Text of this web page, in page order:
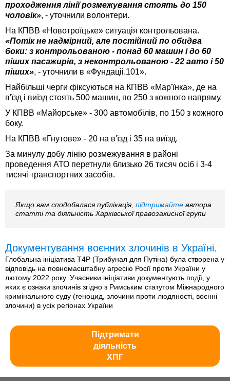
проходження лінії розмежування стоять до 150
чоловік», - уточнили волонтери.
На КПВВ «Новотроїцьке» ситуація контрольована.
«Потік не надмірний, але постійний по обидва
боки: з контрольованою - понад 60 машин і до 60
піших пасажирів, з неконтрольованою - 22 авто і 50
піших», - уточнили в «Фундаціі.101».
Найбільші черги фіксуються на КПВВ «Мар'їнка», де на
в'їзд і виїзд стоять 500 машин, по 250 з кожного напряму.
У КПВВ «Майорське» - 300 автомобілів, по 150 з кожного
боку.
На КПВВ «Гнутове» - 20 на в'їзд і 35 на виїзд.
За минулу добу лінію розмежування в районі
проведення АТО перетнули близько 26 тисяч осіб і 3-4
тисячі транспортних засобів.
Якщо вам сподобалася публікація, підтримайте автора
статті та діяльність Харківської правозахисної групи
Документування воєнних злочинів в Україні.
Глобальна ініціатива T4P (Трибунал для Путіна) була створена у
відповідь на повномасштабну агресію Росії проти України у
лютому 2022 року. Учасники ініціативи документують події, у
яких є ознаки злочинів згідно з Римським статутом Міжнародного
кримінального суду (геноцид, злочини проти людяності, воєнні
злочини) в усіх регіонах України
Підтримати
діяльність
ХПГ